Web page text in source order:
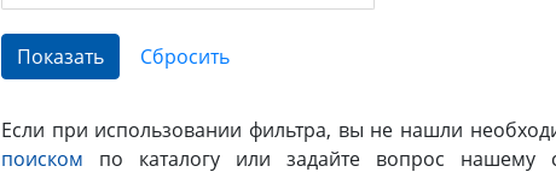
Если при использовании фильтра, вы не нашли
поиском по каталогу или задайте вопрос нашему